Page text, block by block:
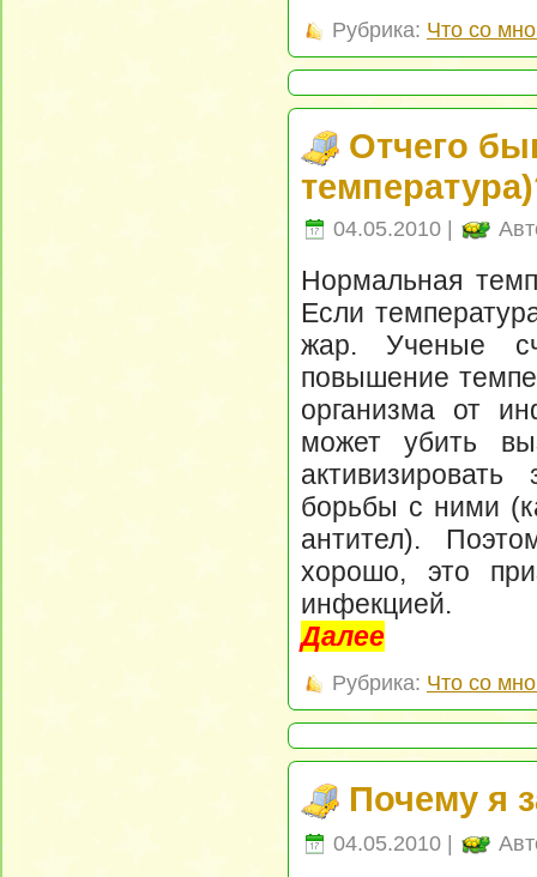
Рубрика: Что со
Отчего
04.05.2010 |
Нормальная
Если
жар. Ученые
повышение
организма от
может убить
борьбы с ними
антител).
хорошо, это
инфекцией.
Далее
Рубрика: Что со
Почему я
04.05.2010 |